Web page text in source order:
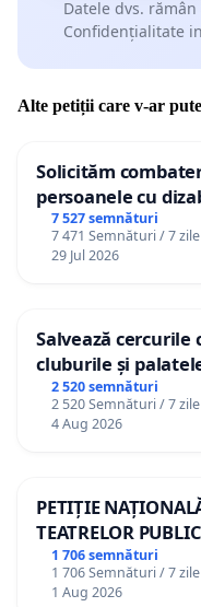
Datele dvs. rămân
Confidențialitate
Alte petiții care v-ar
Solicităm
persoanele cu
7 527 semnături
7 471 Semnături / 7 zile
29 Jul 2026
Salvează
cluburile și
2 520 semnături
2 520 Semnături / 7 zile
4 Aug 2026
PETIȚIE
TEATRELOR
ROMÂNIA
1 706 semnături
1 706 Semnături / 7 zile
1 Aug 2026